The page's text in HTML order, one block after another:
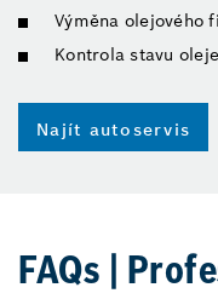
Výměna olejového
Kontrola stavu
Najít autoservis
FAQs |